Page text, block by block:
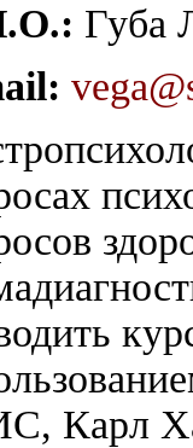
Губа
Карл